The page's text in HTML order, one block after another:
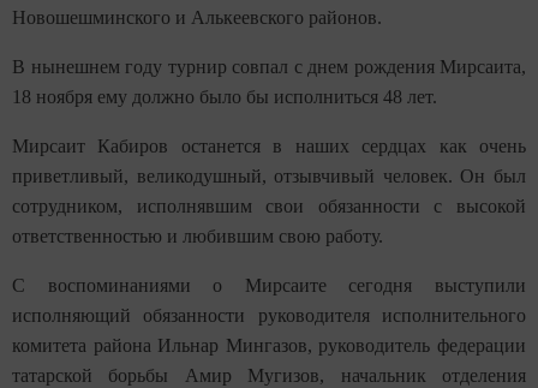
Новошешминского и Алькеевского районов.
В нынешнем году турнир совпал с днем рождения Мирсаита,
18 ноября ему должно было бы исполниться 48 лет.
Мирсаит Кабиров останется в наших сердцах как очень
приветливый, великодушный, отзывчивый человек. Он был
сотрудником, исполнявшим свои обязанности с высокой
ответственностью и любившим свою работу.
С воспоминаниями о Мирсаите сегодня выступили
исполняющий обязанности руководителя исполнительного
комитета района Ильнар Мингазов, руководитель федерации
татарской борьбы Амир Мугизов, начальник отделения